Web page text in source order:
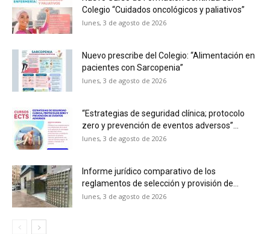
Colegio “Cuidados oncológicos y paliativos”
lunes, 3 de agosto de 2026
Nuevo prescribe del Colegio: “Alimentación en
pacientes con Sarcopenia”
lunes, 3 de agosto de 2026
“Estrategias de seguridad clínica; protocolo
zero y prevención de eventos adversos”...
lunes, 3 de agosto de 2026
Informe jurídico comparativo de los
reglamentos de selección y provisión de...
lunes, 3 de agosto de 2026